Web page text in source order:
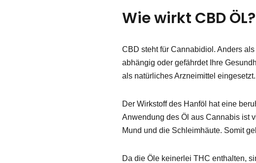
Wie wirkt CBD ÖL?
CBD steht für Cannabidiol. Anders
abhängig oder gefährdet Ihre
als natürliches Arzneimittel eingesetzt.
Der Wirkstoff des Hanföl hat eine
Anwendung des Öl aus Cannabis ist
Mund und die Schleimhäute. Somit
Da die Öle keinerlei THC enthalten,